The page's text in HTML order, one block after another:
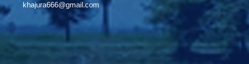
khajura666@gmail.com